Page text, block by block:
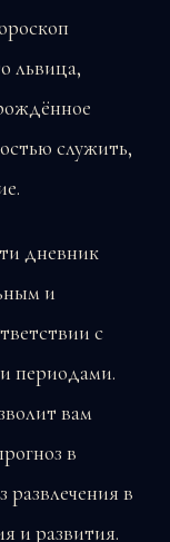
львица,
служить,
дневник
и
с
периодами.
вам
в
развлечения в
и развития.